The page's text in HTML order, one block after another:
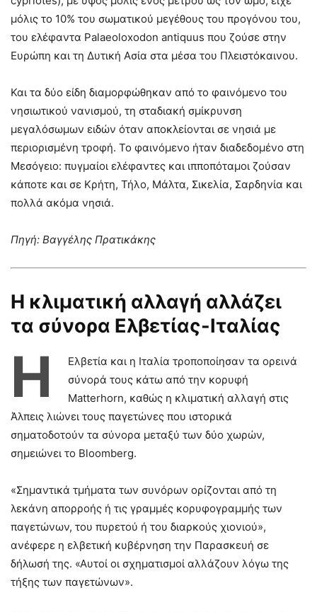
μόλις το 10% του σωματικού μεγέθους του προγόνου του,
του ελέφαντα Palaeoloxodon antiquus που ζούσε στην
Ευρώπη και τη Δυτική Ασία στα μέσα του Πλειστόκαινου.
Και τα δύο είδη διαμορφώθηκαν από το φαινόμενο του
νησιωτικού νανισμού, τη σταδιακή σμίκρυνση
μεγαλόσωμων ειδών όταν αποκλείονται σε νησιά με
περιορισμένη τροφή. Το φαινόμενο ήταν διαδεδομένο στη
Μεσόγειο: πυγμαίοι ελέφαντες και ιπποπόταμοι ζούσαν
κάποτε και σε Κρήτη, Τήλο, Μάλτα, Σικελία, Σαρδηνία και
πολλά ακόμα νησιά.
Πηγή: Bαγγέλης Πρατικάκης
Η κλιματική αλλαγή αλλάζει
τα σύνορα Ελβετίας-Ιταλίας
Η
Ελβετία και η Ιταλία τροποποίησαν τα ορεινά
σύνορά τους κάτω από την κορυφή
Matterhorn, καθώς η κλιματική αλλαγή στις
Άλπεις λιώνει τους παγετώνες που ιστορικά
σηματοδοτούν τα σύνορα μεταξύ των δύο χωρών,
σημειώνει το Bloomberg.
«Σημαντικά τμήματα των συνόρων ορίζονται από τη
λεκάνη απορροής ή τις γραμμές κορυφογραμμής των
παγετώνων, του πυρετού ή του διαρκούς χιονιού»,
ανέφερε η ελβετική κυβέρνηση την Παρασκευή σε
δήλωσή της. «Αυτοί οι σχηματισμοί αλλάζουν λόγω της
τήξης των παγετώνων».